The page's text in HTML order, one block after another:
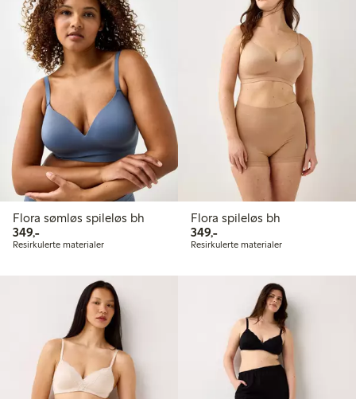
Flora sømløs spileløs bh
349,-349,00 kr
Resirkulerte materialer
Flora spileløs bh
349,-349,00 kr
Resirkulerte materialer